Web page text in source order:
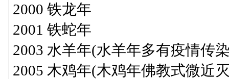
2000 铁龙年
2001 铁蛇年
2003 水羊年(水羊年多有疫情传
2005 木鸡年(木鸡年佛教式微近